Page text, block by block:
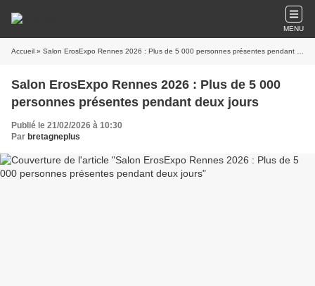
MENU
Accueil » Salon ErosExpo Rennes 2026 : Plus de 5 000 personnes présentes pendant deux jours
Salon ErosExpo Rennes 2026 : Plus de 5 000
personnes présentes pendant deux jours
Publié le 21/02/2026 à 10:30
Par bretagneplus